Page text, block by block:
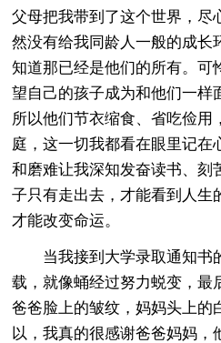
父母把我带到了这个世界，尽
然没有给我同龄人一般的成长
知道那已经是他们的所有。可
望自己的孩子成为和他们一样
所以他们节衣缩食、省吃俭用
庭，这一切我都看在眼里记在
和磨难让我深知发奋读书、刻
子只有走出去，才能看到人生
才能改变命运。
当我接到大学录取通知书
载，就像蛹经过努力蜕变，最
爸爸脸上的皱纹，妈妈头上的
以，我真的很感谢爸爸妈妈，